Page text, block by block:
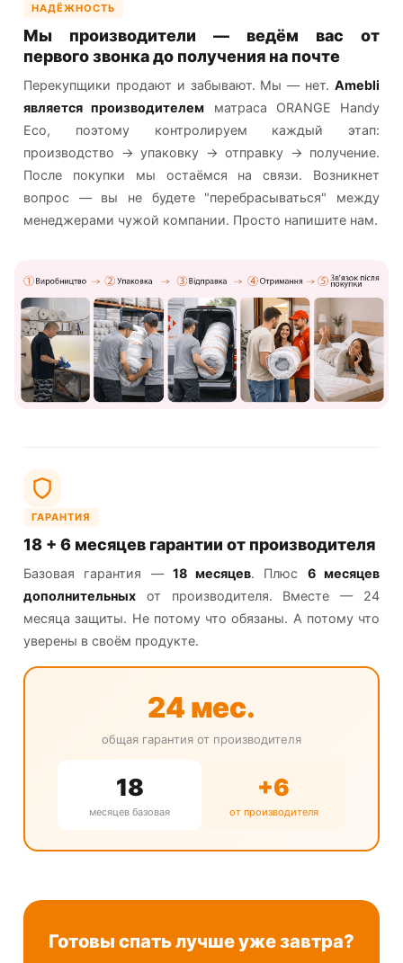
НАДЁЖНОСТЬ
Мы производители — ведём вас от
первого звонка до получения на почте
Перекупщики продают и забывают. Мы — нет. Amebli
является производителем матраса ORANGE Handy
Eco, поэтому контролируем каждый этап:
производство → упаковку → отправку → получение.
После покупки мы остаёмся на связи. Возникнет
вопрос — вы не будете "перебрасываться" между
менеджерами чужой компании. Просто напишите нам.
ГАРАНТИЯ
18 + 6 месяцев гарантии от производителя
Базовая гарантия — 18 месяцев. Плюс 6 месяцев
дополнительных от производителя. Вместе — 24
месяца защиты. Не потому что обязаны. А потому что
уверены в своём продукте.
24 мес.
общая гарантия от производителя
18
месяцев базовая
+6
от производителя
Готовы спать лучше уже завтра?